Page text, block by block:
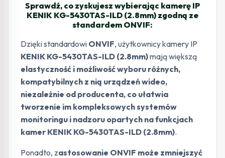
Sprawdź, co zyskujesz wybierając kamerę IP
KENIK KG-5430TAS-ILD (2.8mm) zgodną ze
standardem ONVIF:
Dzięki standardowi ONVIF, użytkownicy kamery IP
KENIK KG-5430TAS-ILD (2.8mm)mają większą
elastyczność i możliwość wyboru różnych,
kompatybilnych z nią urządzeń wideo,
niezależnie od producenta, co ułatwia
tworzenie im kompleksowych systemów
monitoringu i nadzoru opartych na funkcjach
kamer KENIK KG-5430TAS-ILD (2.8mm).
Ponadto, zastosowanie ONVIF może zmniejszyć